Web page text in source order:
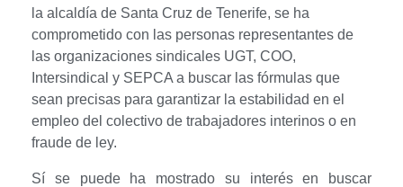
i
l
a
s
e
la alcaldía de Santa Cruz de Tenerife, se ha
comprometido con las personas representantes de
las organizaciones sindicales UGT, COO,
Intersindical y SEPCA a buscar las fórmulas que
sean precisas para garantizar la estabilidad en el
empleo del colectivo de trabajadores interinos o en
fraude de ley.
Sí se puede ha mostrado su interés en buscar